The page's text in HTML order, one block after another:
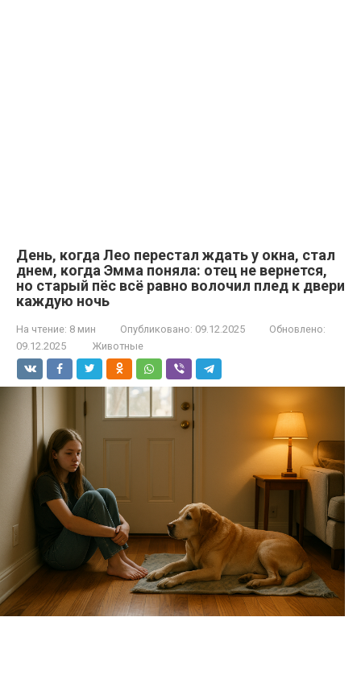
День, когда Лео перестал ждать у окна, стал
днем, когда Эмма поняла: отец не вернется,
но старый пёс всё равно волочил плед к двери
каждую ночь
На чтение: 8 мин Опубликовано: 09.12.2025
Обновлено:
09.12.2025
Животные